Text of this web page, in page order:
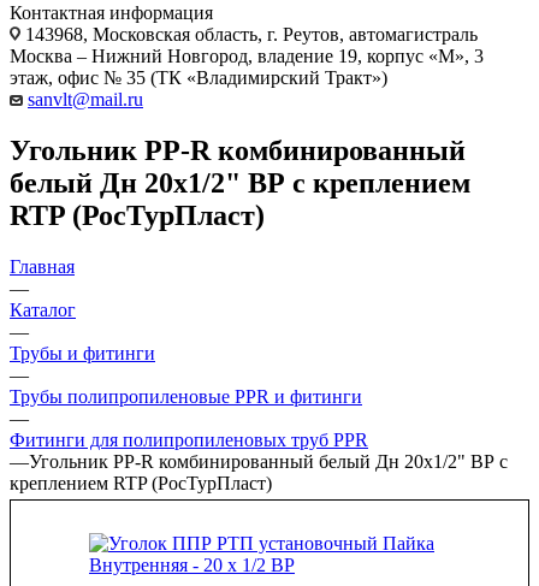
Контактная информация
143968, Московская область, г. Реутов, автомагистраль
Москва – Нижний Новгород, владение 19, корпус «М», 3
этаж, офис № 35 (ТК «Владимирский Тракт»)
sanvlt@mail.ru
Угольник PP-R комбинированный
белый Дн 20х1/2" ВР с креплением
RTP (РосТурПласт)
Главная
—
Каталог
—
Трубы и фитинги
—
Трубы полипропиленовые PPR и фитинги
—
Фитинги для полипропиленовых труб PPR
—Угольник PP-R комбинированный белый Дн 20х1/2" ВР с
креплением RTP (РосТурПласт)